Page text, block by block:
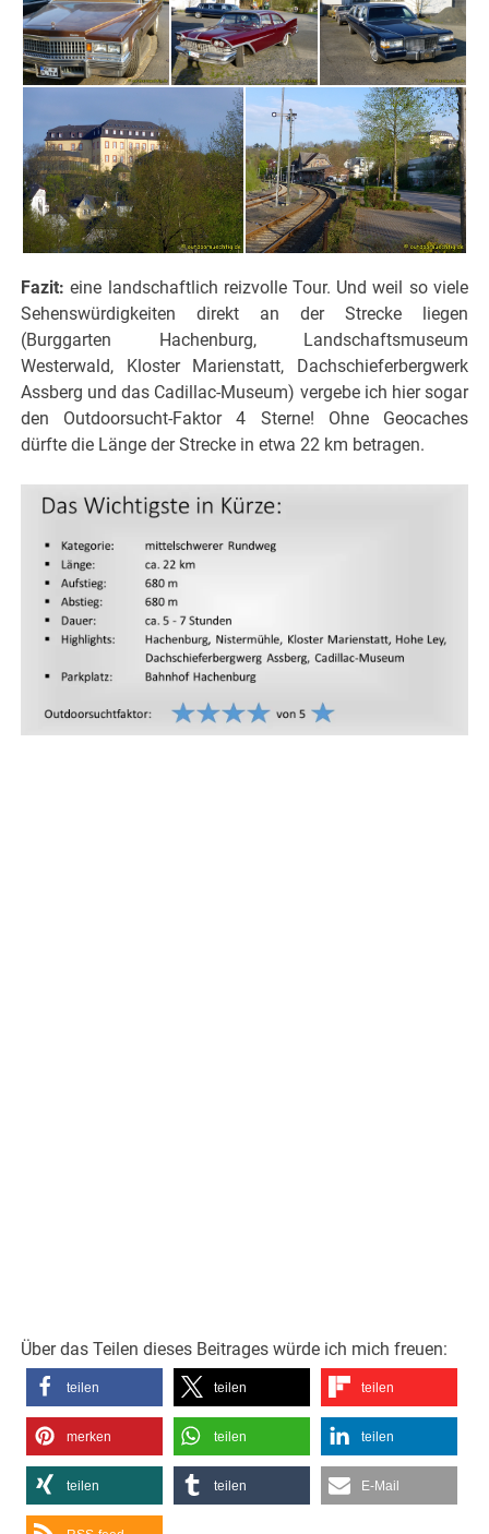
Fazit: eine landschaftlich reizvolle Tour. Und weil so viele
Sehenswürdigkeiten direkt an der Strecke liegen
(Burggarten Hachenburg, Landschaftsmuseum
Westerwald, Kloster Marienstatt, Dachschieferbergwerk
Assberg und das Cadillac-Museum) vergebe ich hier sogar
den Outdoorsucht-Faktor 4 Sterne! Ohne Geocaches
dürfte die Länge der Strecke in etwa 22 km betragen.
Über das Teilen dieses Beitrages würde ich mich freuen:
teilen teilen teilen
merken teilen teilen
teilen teilen E-Mail